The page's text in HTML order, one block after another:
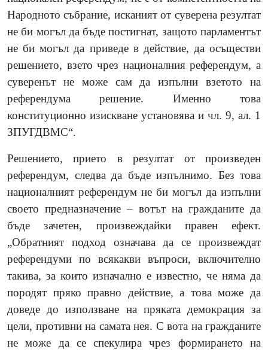
Народното събрание, исканият от суверена резултат
не би могъл да бъде постигнат, защото парламентът
не би могъл да приведе в действие, да осъществи
решението, взето чрез националния референдум, а
суверенът не може сам да изпълни взетото на
референдума решение. Именно това
конституционно изискване установява и чл. 9, ал. 1
ЗПУГДВМС“.
Решението, прието в резултат от произведен
референдум, следва да бъде изпълнимо. Без това
националният референдум не би могъл да изпълни
своето предназначение – вотът на гражданите да
бъде зачетен, произвеждайки правен ефект.
„Обратният подход означава да се произвеждат
референдуми по всякакви въпроси, включително
такива, за които изначално е известно, че няма да
породят пряко правно действие, а това може да
доведе до използване на пряката демокрация за
цели, противни на самата нея. С вота на гражданите
не може да се спекулира чрез формирането на